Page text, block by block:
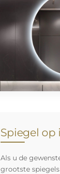
Spiegel
Als u de
grootste